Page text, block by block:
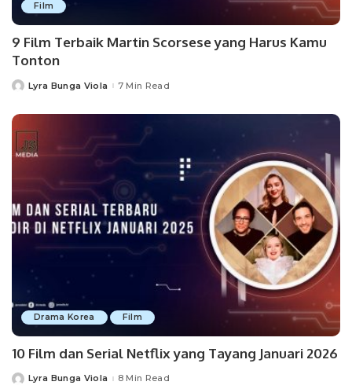
Film
9 Film Terbaik Martin Scorsese yang Harus Kamu
Tonton
PostedLyra Bunga Viola 7 Min Read
Drama Korea Film
10 Film dan Serial Netflix yang Tayang Januari 2026
PostedLyra Bunga Viola 8 Min Read